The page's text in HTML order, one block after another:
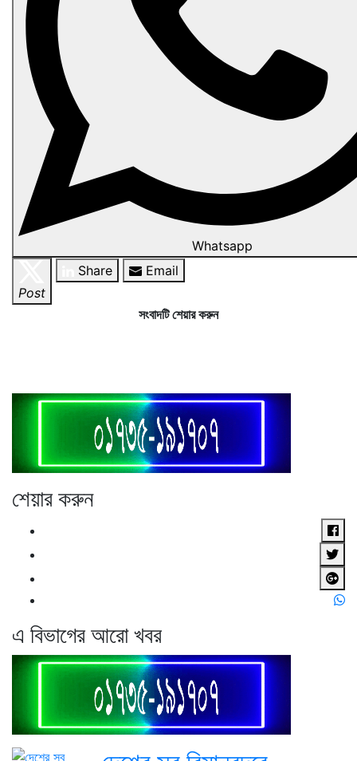
Whatsapp
Post
Share Email
সংবাদটি শেয়ার করুন
শেয়ার করুন
এ বিভাগের আরো খবর